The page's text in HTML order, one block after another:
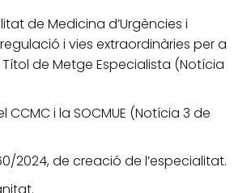
de Medicina d’Urgències i
i vies extraordinàries per a
de Metge Especialista (Notícia
i la SOCMUE (Notícia 3 de
2024, de creació de l’especialitat.